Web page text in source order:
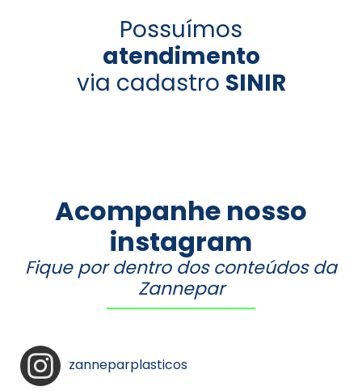
Possuímos
atendimento
via cadastro SINIR
Acompanhe nosso
instagram
Fique por dentro dos conteúdos da
Zannepar
zanneparplasticos